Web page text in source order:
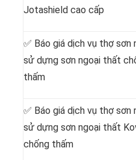
Jotashield cao cấp
✅ Báo giá dịch vụ thợ sơn
sử dựng sơn ngoại thất
thấm
✅ Báo giá dịch vụ thợ sơn
sử dựng sơn ngoại thất
chống thấm